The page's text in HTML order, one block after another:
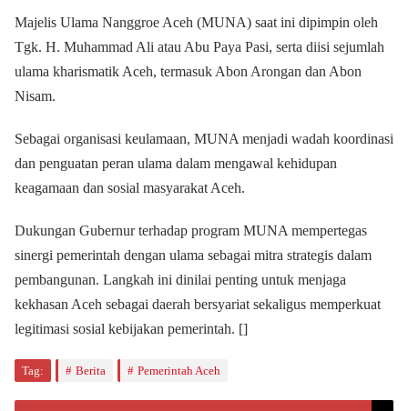
Majelis Ulama Nanggroe Aceh (MUNA) saat ini dipimpin oleh
Tgk. H. Muhammad Ali atau Abu Paya Pasi, serta diisi sejumlah
ulama kharismatik Aceh, termasuk Abon Arongan dan Abon
Nisam.
Sebagai organisasi keulamaan, MUNA menjadi wadah koordinasi
dan penguatan peran ulama dalam mengawal kehidupan
keagamaan dan sosial masyarakat Aceh.
Dukungan Gubernur terhadap program MUNA mempertegas
sinergi pemerintah dengan ulama sebagai mitra strategis dalam
pembangunan. Langkah ini dinilai penting untuk menjaga
kekhasan Aceh sebagai daerah bersyariat sekaligus memperkuat
legitimasi sosial kebijakan pemerintah. []
Tag: Berita Pemerintah Aceh